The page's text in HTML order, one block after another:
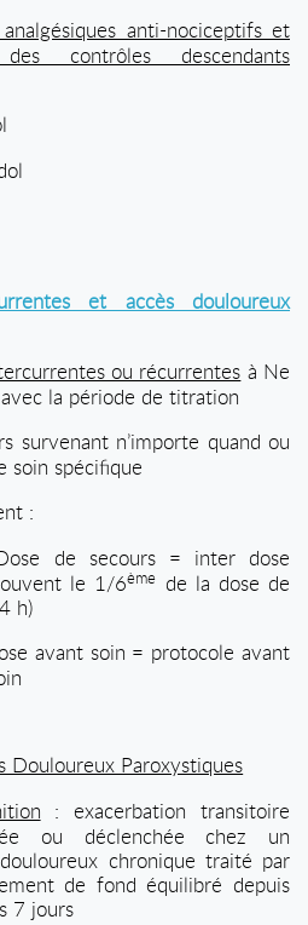
anti-nociceptifs et
des contrôles descendants
et accès douloureux
ou récurrentes à Ne
la période de titration
survenant n’importe quand ou
soin spécifique
:
de secours = inter dose
le 1/6ème de la dose de
h)
avant soin = protocole avant
Douloureux Paroxystiques
: exacerbation transitoire
ou déclenchée chez un
chronique traité par
de fond équilibré depuis
7 jours